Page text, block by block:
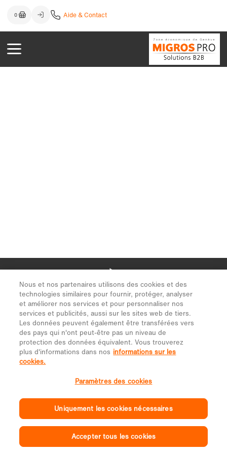
Nous et nos partenaires utilisons des cookies et des
technologies similaires pour fournir, protéger, analyser
et améliorer nos services et pour personnaliser nos
services et publicités, aussi sur les sites web de tiers.
Les données peuvent également être transférées vers
des pays qui n'ont peut-être pas un niveau de
protection des données équivalent. Vous trouverez
plus d'informations dans nos informations sur les
cookies.
Paramètres des cookies
Uniquement les cookies nécessaires
Accepter tous les cookies